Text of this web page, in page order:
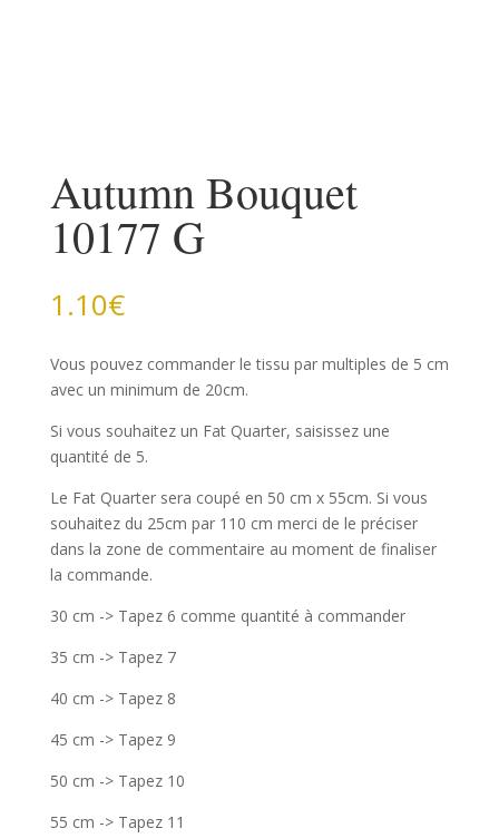
Autumn Bouquet
10177 G
1.10€
Vous pouvez commander le tissu par multiples de 5 cm
avec un minimum de 20cm.
Si vous souhaitez un Fat Quarter, saisissez une
quantité de 5.
Le Fat Quarter sera coupé en 50 cm x 55cm. Si vous
souhaitez du 25cm par 110 cm merci de le préciser
dans la zone de commentaire au moment de finaliser
la commande.
30 cm -> Tapez 6 comme quantité à commander
35 cm -> Tapez 7
40 cm -> Tapez 8
45 cm -> Tapez 9
50 cm -> Tapez 10
55 cm -> Tapez 11